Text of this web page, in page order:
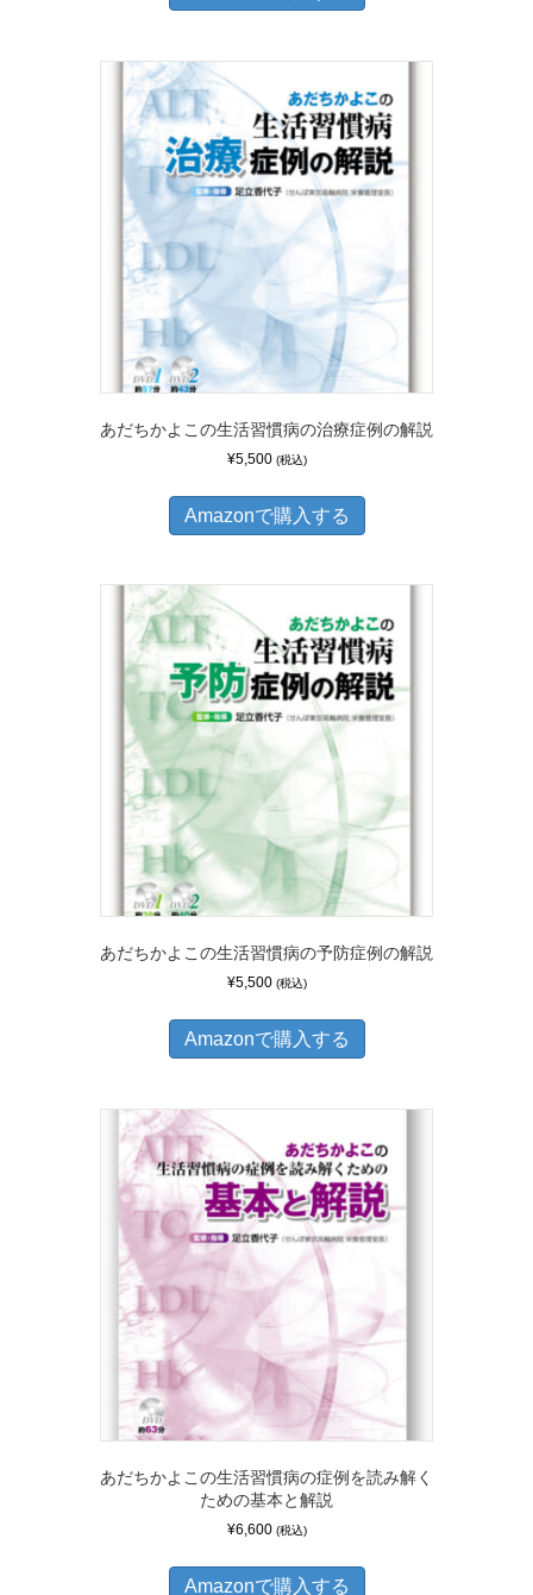
あだちかよこの生活習慣病の治療症例の解説
¥5,500 (税込)
Amazonで購入する
あだちかよこの生活習慣病の予防症例の解説
¥5,500 (税込)
Amazonで購入する
あだちかよこの生活習慣病の症例を読み解く
ための基本と解説
¥6,600 (税込)
Amazonで購入する